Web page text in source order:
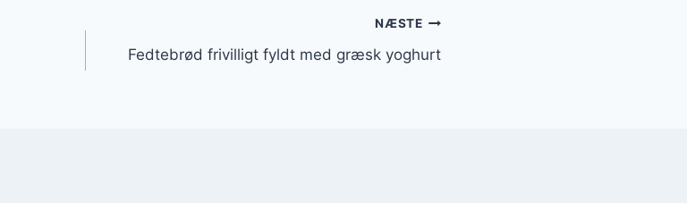
NÆSTE
Fedtebrød frivilligt fyldt med græsk yoghurt